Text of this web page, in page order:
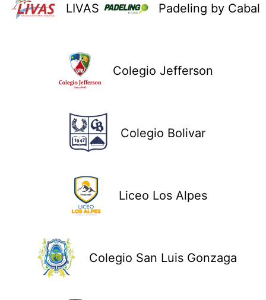
LIVAS Padeling by Cabal
Colegio Jefferson
Colegio Bolivar
Liceo Los Alpes
Colegio San Luis Gonzaga